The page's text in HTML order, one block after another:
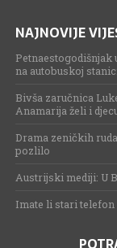
NAJNOVIJE
na autobuskoj
Bivša zaručnica
Anamarija želi i
Drama zeničkih
pozlilo
Austrijski mediji: U
Imate li stari